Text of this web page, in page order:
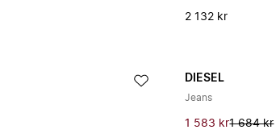
2 132 kr
DIESEL
Jeans
1 583 kr1 684 kr